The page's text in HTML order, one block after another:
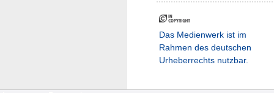
Das Medienwerk ist im
Rahmen des deutschen
Urheberrechts nutzbar.